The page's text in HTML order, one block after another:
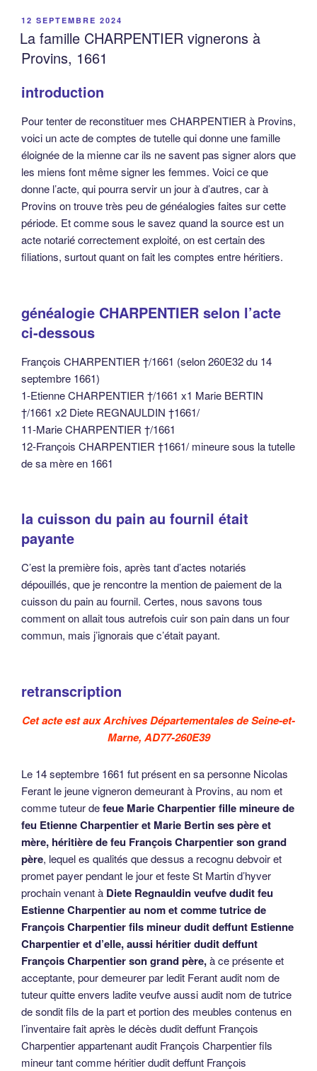
PUBLIÉ
LE
12 SEPTEMBRE 2024
La famille CHARPENTIER vignerons à
Provins, 1661
introduction
Pour tenter de reconstituer mes CHARPENTIER à Provins,
voici un acte de comptes de tutelle qui donne une famille
éloignée de la mienne car ils ne savent pas signer alors que
les miens font même signer les femmes. Voici ce que
donne l’acte, qui pourra servir un jour à d’autres, car à
Provins on trouve très peu de généalogies faites sur cette
période. Et comme sous le savez quand la source est un
acte notarié correctement exploité, on est certain des
filiations, surtout quant on fait les comptes entre héritiers.
généalogie CHARPENTIER selon l’acte
ci-dessous
François CHARPENTIER †/1661 (selon 260E32 du 14
septembre 1661)
1-Etienne CHARPENTIER †/1661 x1 Marie BERTIN
†/1661 x2 Diete REGNAULDIN †1661/
11-Marie CHARPENTIER †/1661
12-François CHARPENTIER †1661/ mineure sous la tutelle
de sa mère en 1661
la cuisson du pain au fournil était
payante
C’est la première fois, après tant d’actes notariés
dépouillés, que je rencontre la mention de paiement de la
cuisson du pain au fournil. Certes, nous savons tous
comment on allait tous autrefois cuir son pain dans un four
commun, mais j’ignorais que c’était payant.
retranscription
Cet acte est aux Archives Départementales de Seine-et-
Marne, AD77-260E39
Le 14 septembre 1661 fut présent en sa personne Nicolas
Ferant le jeune vigneron demeurant à Provins, au nom et
comme tuteur defeue Marie Charpentier fille mineure de
feu Etienne Charpentier et Marie Bertin ses père et
mère, héritière de feu François Charpentier son grand
père, lequel es qualités que dessus a recognu debvoir et
promet payer pendant le jour et feste St Martin d’hyver
prochain venant à Diete Regnauldin veufve dudit feu
Estienne Charpentier au nom et comme tutrice de
François Charpentier fils mineur dudit deffunt Estienne
Charpentier et d’elle, aussi héritier dudit deffunt
François Charpentier son grand père,à ce présente et
acceptante, pour demeurer par ledit Ferant audit nom de
tuteur quitte envers ladite veufve aussi audit nom de tutrice
de sondit fils de la part et portion des meubles contenus en
l’inventaire fait après le décès dudit deffunt François
Charpentier appartenant audit François Charpentier fils
mineur tant comme héritier dudit deffunt François